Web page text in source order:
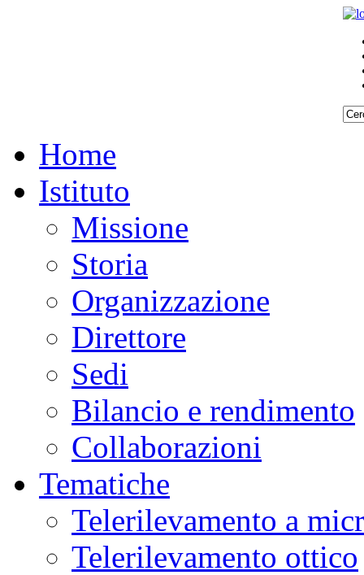
Home
Istituto
Missione
Storia
Organizzazione
Direttore
Sedi
Bilancio e rendimento
Collaborazioni
Tematiche
Telerilevamento a
Telerilevamento ottico